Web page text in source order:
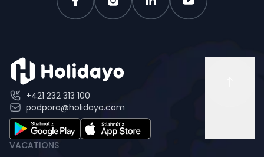
+421 232 313 100
podpora@holidayo.com
VACATIONS